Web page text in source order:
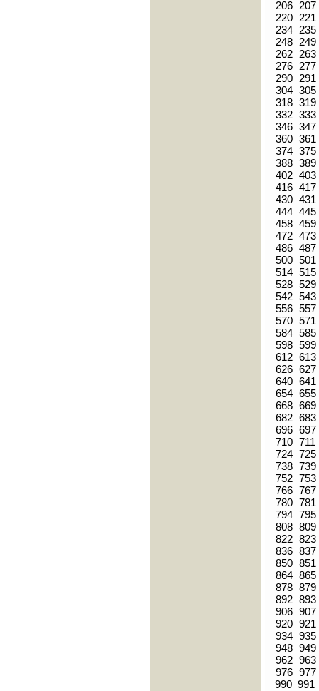
206 207
220
221
234
235
248
249
262
263
276
277
290
291
304 305
318 319
332 333
346 347
360 361
374 375
388 389
402 403
416 417
430 431
444 445
458 459
472 473
486 487
500 501
514 515
528 529
542 543
556 557
570 571
584 585
598 599
612 613
626 627
640 641
654 655
668 669
682 683
696 697
710 711
724 725
738 739
752 753
766 767
780 781
794 795
808 809
822 823
836 837
850 851
864 865
878 879
892 893
906 907
920 921
934 935
948 949
962 963
976 977
990 991